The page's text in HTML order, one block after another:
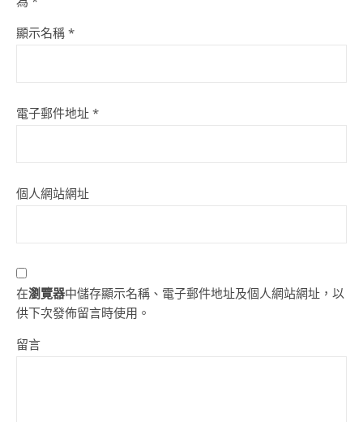
顯示名稱 *
電子郵件地址 *
個人網站網址
在瀏覽器中儲存顯示名稱、電子郵件地址及個人網站網址，以
供下次發佈留言時使用。
留言